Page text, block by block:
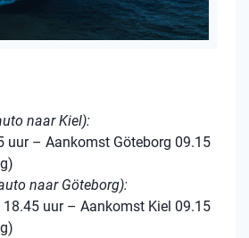
naar Kiel):
uur – Aankomst Göteborg 09.15
naar Göteborg):
18.45 uur – Aankomst Kiel 09.15